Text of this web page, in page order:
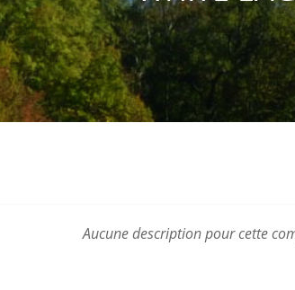
Aucune description pour cette